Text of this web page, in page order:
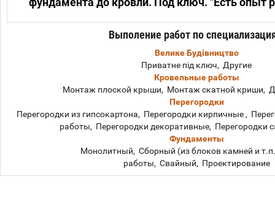
Выполение работ по
Велике Будівництво
Приватне під ключ, Другие
Кровельные работы
Монтаж плоской крыши, Монтаж скатной криши,
Перегородки
Перегородки из гипсокартона, Перегородки кирпичные ,
работы, Перегородки декоративные, Перегородки
Фундаменты
Монолитный, Сборный (из блоков камней и
работы, Свайный, Проектирование